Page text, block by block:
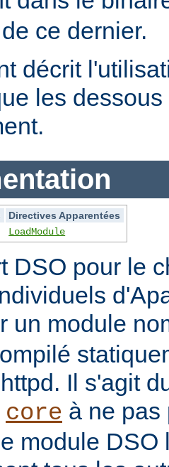
ce dernier.
décrit
les
Directives Apparentées
LoadModule
DSO pour le
un module
Il s'agit
core à ne pas
module DSO